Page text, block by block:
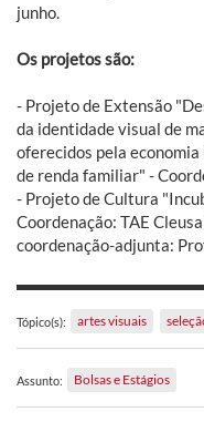
junho.
Os projetos são:
- Projeto de Extensão
da identidade visual de
oferecidos pela
de renda familiar" -
- Projeto de Cultura
Coordenação: TAE
coordenação-adjunta:
Tópico(s): artes visuais
Assunto: Bolsas e Estágios